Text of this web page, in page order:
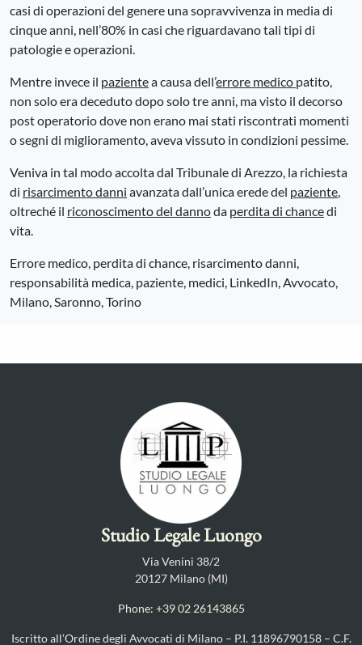
casi di operazioni del genere una sopravvivenza in media di
cinque anni, nell’80% in casi che riguardavano tali tipi di
patologie e operazioni.
Mentre invece il pazientea causa dell’errore medico patito,
non solo era deceduto dopo solo tre anni, ma visto il decorso
post operatorio dove non erano mai stati riscontrati momenti
o segni di miglioramento, aveva vissuto in condizioni pessime.
Veniva in tal modo accolta dal Tribunale di Arezzo, la richiesta
di risarcimento danni avanzata dall’unica erede del paziente,
oltreché il riconoscimento del dannoda perdita di chancedi
vita.
Errore medico, perdita di chance, risarcimento danni,
responsabilità medica, paziente, medici, LinkedIn, Avvocato,
Milano, Saronno, Torino
Studio Legale Luongo
Via Venini 38/2
20127 Milano (MI)
Phone: +39 02 26143865
Iscritto all’Ordine degli Avvocati di Milano – P.I. 11896790158 – C.F.